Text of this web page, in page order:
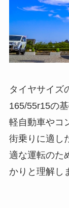
タイヤサイズ
165/55r15の
軽自動車やコ
街乗りに適し
適な運転のた
かりと理解し